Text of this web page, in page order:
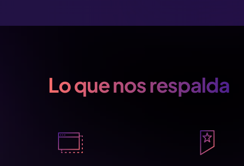
Lo que nos respalda